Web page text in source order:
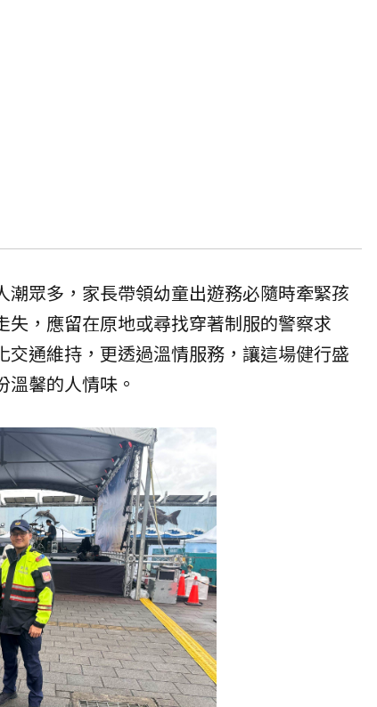
潮眾多，家長帶領幼童出遊務必隨時牽緊孩
失，應留在原地或尋找穿著制服的警察求
交通維持，更透過溫情服務，讓這場健行盛
馨的人情味。